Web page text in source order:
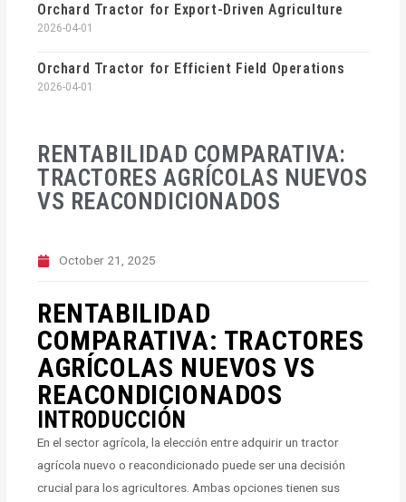
RENTABILIDAD COMPARATIVA:
TRACTORES AGRÍCOLAS NUEVOS
VS REACONDICIONADOS
October 21, 2025
RENTABILIDAD
COMPARATIVA: TRACTORES
AGRÍCOLAS NUEVOS VS
REACONDICIONADOS
INTRODUCCIÓN
En el sector agrícola, la elección entre adquirir un tractor
agrícola nuevo o reacondicionado puede ser una decisión
crucial para los agricultores. Ambas opciones tienen sus
Orchard Tractor for Export-Driven Agriculture
2026-04-01
Orchard Tractor for Efficient Field Operations
2026-04-01